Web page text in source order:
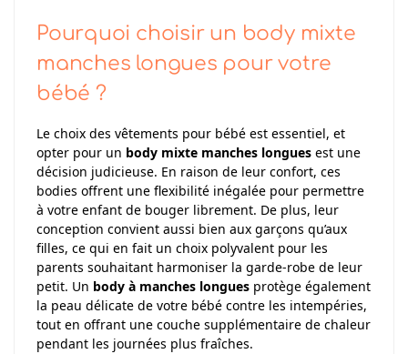
Pourquoi choisir un body mixte
manches longues pour votre
bébé ?
Le choix des vêtements pour bébé est essentiel, et
opter pour un body mixte manches longues est une
décision judicieuse. En raison de leur confort, ces
bodies offrent une flexibilité inégalée pour permettre
à votre enfant de bouger librement. De plus, leur
conception convient aussi bien aux garçons qu’aux
filles, ce qui en fait un choix polyvalent pour les
parents souhaitant harmoniser la garde-robe de leur
petit. Un body à manches longues protège également
la peau délicate de votre bébé contre les intempéries,
tout en offrant une couche supplémentaire de chaleur
pendant les journées plus fraîches.